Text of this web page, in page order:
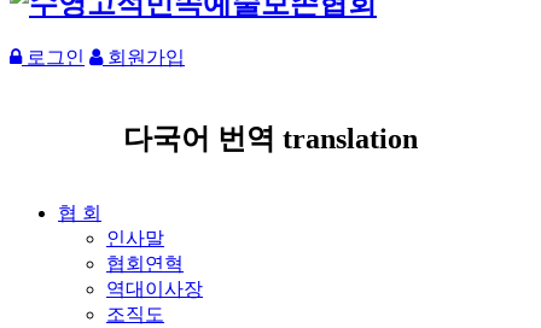
로그인 회원가입
다국어 번역 translation
협 회
인사말
협회연혁
역대이사장
조직도